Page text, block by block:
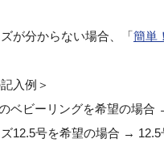
が分からない場合、「簡単
入例＞
ベビーリングを希望の場
ズ12.5号を希望の場合 → 12.5